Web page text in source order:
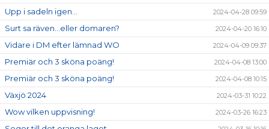
Upp i sadeln igen... 2024-04-28 09:59
Surt sa räven...eller domaren? 2024-04-20 16:10
Vidare i DM efter lämnad WO 2024-04-09 09:37
Premiär och 3 sköna poäng! 2024-04-08 13:00
Premiär och 3 sköna poäng! 2024-04-08 10:15
Växjö 2024 2024-03-31 10:22
Wow vilken uppvisning! 2024-03-26 16:23